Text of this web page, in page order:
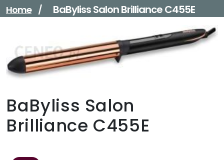
Home / BaByliss Salon Brilliance C455E
BaByliss Salon
Brilliance C455E